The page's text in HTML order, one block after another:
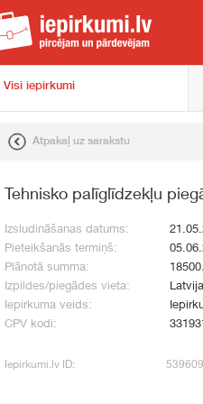
Visi iepirkumi
Atpakaļ uz sarakstu
Tehnisko palīglīdzekļu
Izsludināšanas datums:
Pieteikšanās termiņš:
Plānotā summa:
Izpildes/piegādes vieta:
Iepirkuma veids:
CPV kodi:
Iepirkumi.lv ID: